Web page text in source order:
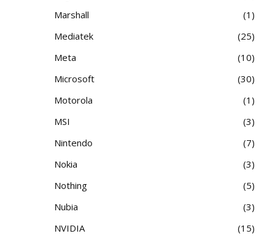
Marshall
1
Mediatek
25
Meta
10
Microsoft
30
Motorola
1
MSI
3
Nintendo
7
Nokia
3
Nothing
5
Nubia
3
NVIDIA
15